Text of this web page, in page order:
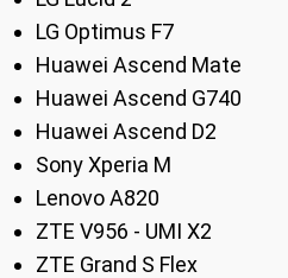
LG Optimus F7
Huawei Ascend Mate
Huawei Ascend G740
Huawei Ascend D2
Sony Xperia M
Lenovo A820
ZTE V956 - UMI X2
ZTE Grand S Flex